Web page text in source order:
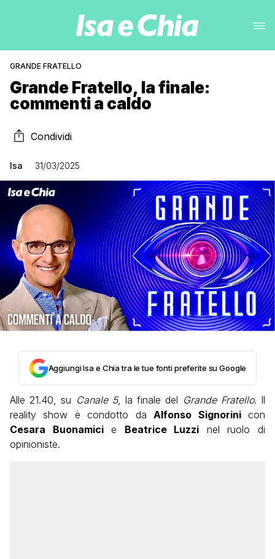
GRANDE FRATELLO
Grande Fratello, la finale:
commenti a caldo
Condividi
Isa 31/03/2025
Aggiungi Isa e Chia tra le tue fonti preferite su Google
Alle 21.40, su Canale 5, la finale del Grande Fratello. Il
reality show è condotto da Alfonso Signorinicon
Cesara Buonamicie Beatrice Luzzi nel ruolo di
opinioniste.